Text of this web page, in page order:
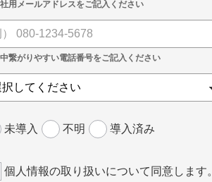
未導入 不明 導入済み
個人情報の取り扱いについて同意します。